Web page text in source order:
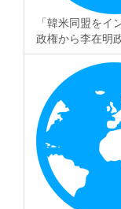
「韓米同盟を
政権から李在明